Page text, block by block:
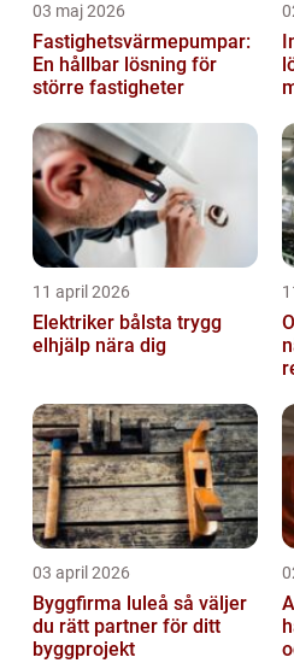
03 maj 2026
Fastighetsvärmepumpar:
En hållbar lösning för
större fastigheter
11 april 2026
Elektriker bålsta trygg
elhjälp nära dig
03 april 2026
Byggfirma luleå så väljer
du rätt partner för ditt
byggprojekt